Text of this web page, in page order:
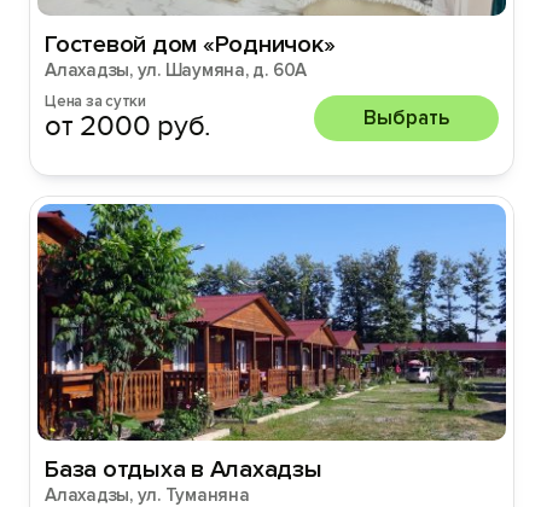
Гостевой дом «Родничок»
Алахадзы, ул. Шаумяна, д. 60А
Цена за сутки
от 2000 руб. Выбрать
База отдыха в Алахадзы
Алахадзы, ул. Туманяна